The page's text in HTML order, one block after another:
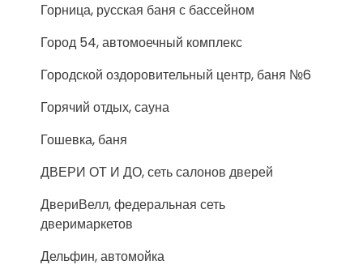
Горница, русская баня с бассейном
Город 54, автомоечный комплекс
Городской оздоровительный центр, баня №6
Горячий отдых, сауна
Гошевка, баня
ДВЕРИ ОТ И ДО, сеть салонов дверей
ДвериВелл, федеральная сеть
дверимаркетов
Дельфин, автомойка